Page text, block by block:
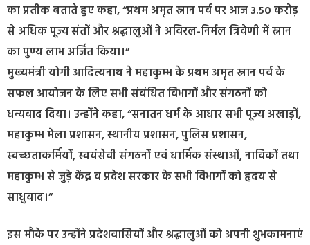
का प्रतीक बताते हुए कहा, “प्रथम अमृत स्नान पर्व पर आज 3.50 करोड़
से अधिक पूज्य संतों और श्रद्धालुओं ने अविरल-निर्मल त्रिवेणी में स्नान
का पुण्य लाभ अर्जित किया।”
मुख्यमंत्री योगी आदित्यनाथ ने महाकुम्भ के प्रथम अमृत स्नान पर्व के
सफल आयोजन के लिए सभी संबंधित विभागों और संगठनों को
धन्यवाद दिया। उन्होंने कहा, “सनातन धर्म के आधार सभी पूज्य अखाड़ों,
महाकुम्भ मेला प्रशासन, स्थानीय प्रशासन, पुलिस प्रशासन,
स्वच्छताकर्मियों, स्वयंसेवी संगठनों एवं धार्मिक संस्थाओं, नाविकों तथा
महाकुम्भ से जुड़े केंद्र व प्रदेश सरकार के सभी विभागों को हृदय से
साधुवाद।”
इस मौके पर उन्होंने प्रदेशवासियों और श्रद्धालुओं को अपनी शुभकामनाएं